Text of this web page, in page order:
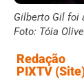
Gilberto Gil foi
Foto: Tóia
Redação
PIXTV